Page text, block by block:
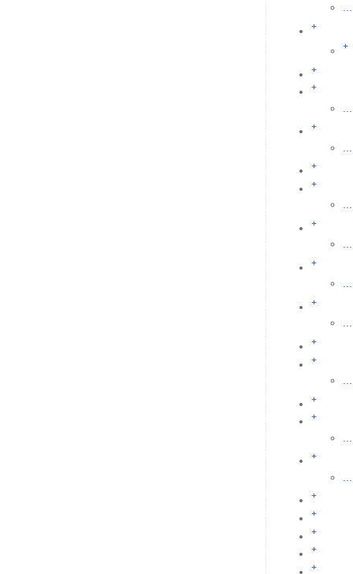
...
+
+
+
+
+
+
+
...
+
...
+
...
+
...
+
+
+
+
+
+
+
+
+
+